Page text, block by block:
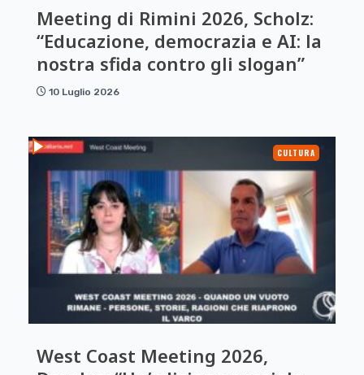
Meeting di Rimini 2026, Scholz:
“Educazione, democrazia e AI: la
nostra sfida contro gli slogan”
10 Luglio 2026
CULTURA
West Coast Meeting 2026,